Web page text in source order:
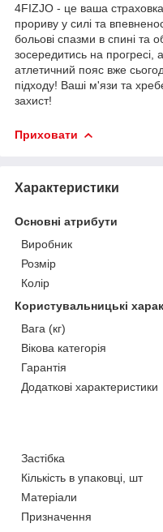
4FIZJO - це ваша
прориву у силі та
больові спазми в спині та
зосередитись на
атлетичний пояс вже
підходу! Ваші м'язи та
захист!
Приховати
Характеристики
Основні атрибути
Виробник
Розмір
Колір
Користувальницькі
Вага (кг)
Вікова категорія
Гарантія
Додаткові характеристики
Застібка
Кількість в упаковці, шт
Матеріали
Призначення